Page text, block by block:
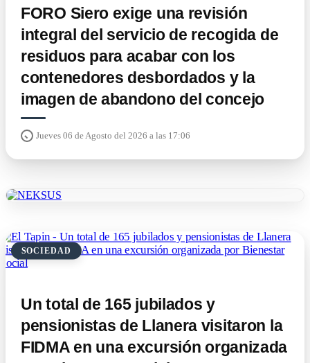
FORO Siero exige una revisión
integral del servicio de recogida de
residuos para acabar con los
contenedores desbordados y la
imagen de abandono del concejo
Jueves 06 de Agosto del 2026 a las 17:06
SOCIEDAD
Un total de 165 jubilados y
pensionistas de Llanera visitaron la
FIDMA en una excursión organizada